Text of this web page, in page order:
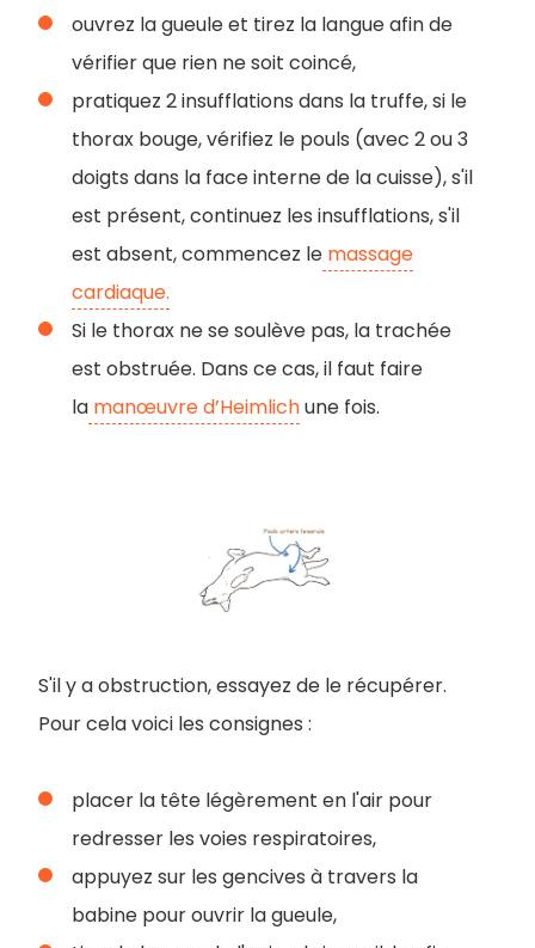
ouvrez la gueule et tirez la langue afin de
vérifier que rien ne soit coincé,
pratiquez 2 insufflations dans la truffe, si le
thorax bouge, vérifiez le pouls (avec 2 ou 3
doigts dans la face interne de la cuisse), s'il
est présent, continuez les insufflations, s'il
est absent, commencez le massage
cardiaque.
Si le thorax ne se soulève pas, la trachée
est obstruée. Dans ce cas, il faut faire
la manœuvre d’Heimlichune fois.
S'il y a obstruction, essayez de le récupérer.
Pour cela voici les consignes :
placer la tête légèrement en l'air pour
redresser les voies respiratoires,
appuyez sur les gencives à travers la
babine pour ouvrir la gueule,